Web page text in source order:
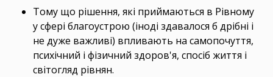
Тому що рішення, які приймаються в Рівному
у сфері благоустрою (іноді здавалося б дрібні і
не дуже важливі) впливають на самопочуття,
психічний і фізичний здоров'я, спосіб життя і
світогляд рівнян.